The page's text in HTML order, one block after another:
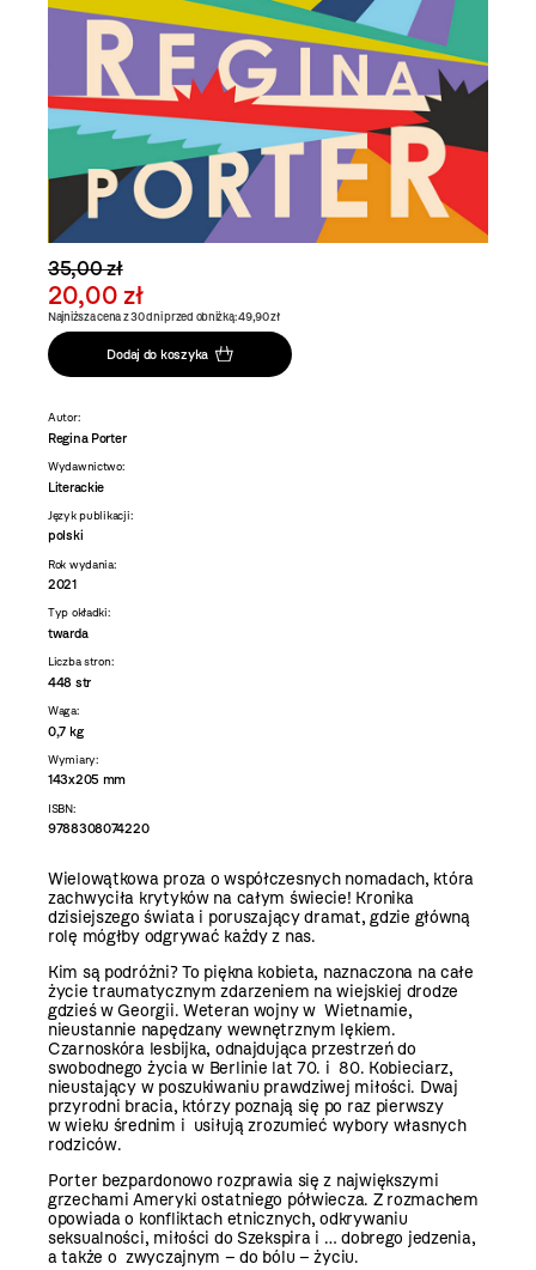
35,00 zł
20,00 zł
Najniższa cena z 30 dni przed obniżką: 49,90 zł
Dodaj do koszyka
Autor:
Regina Porter
Wydawnictwo:
Literackie
Język publikacji:
polski
Rok wydania:
2021
Typ okładki:
twarda
Liczba stron:
448 str
Waga:
0,7 kg
Wymiary:
143x205 mm
ISBN:
9788308074220
Wielowątkowa proza o współczesnych nomadach, która
zachwyciła krytyków na całym świecie! Kronika
dzisiejszego świata i poruszający dramat, gdzie główną
rolę mógłby odgrywać każdy z nas.
Kim są podróżni? To piękna kobieta, naznaczona na całe
życie traumatycznym zdarzeniem na wiejskiej drodze
gdzieś w Georgii. Weteran wojny w Wietnamie,
nieustannie napędzany wewnętrznym lękiem.
Czarnoskóra lesbijka, odnajdująca przestrzeń do
swobodnego życia w Berlinie lat 70. i 80. Kobieciarz,
nieustający w poszukiwaniu prawdziwej miłości. Dwaj
przyrodni bracia, którzy poznają się po raz pierwszy
w wieku średnim i usiłują zrozumieć wybory własnych
rodziców.
Porter bezpardonowo rozprawia się z największymi
grzechami Ameryki ostatniego półwiecza. Z rozmachem
opowiada o konfliktach etnicznych, odkrywaniu
seksualności, miłości do Szekspira i … dobrego jedzenia,
a także o zwyczajnym – do bólu – życiu.